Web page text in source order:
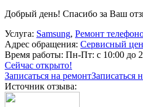
Добрый день! Спасибо за Ваш
Услуга: Samsung, Ремонт
Адрес обращения: Сервисный
Время работы: Пн-Пт: с 10:00 до
Сейчас открыто!
Записаться на ремонтЗаписаться
Источник отзыва: